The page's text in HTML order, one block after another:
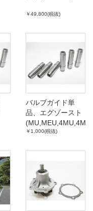
￥49,800(税抜)
バルブガイド単
品、エグゾースト
￥1,000(税抜)